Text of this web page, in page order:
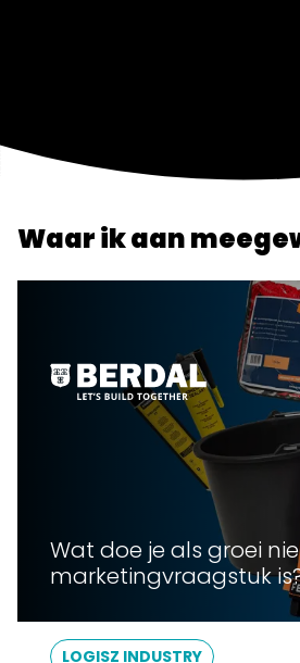
Waar ik aan
Wat doe je als groei
marketingvraagstuk
LOGISZ INDUSTRY